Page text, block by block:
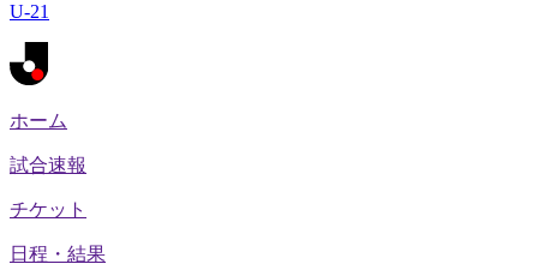
U-21
ホーム
試合速報
チケット
日程・結果